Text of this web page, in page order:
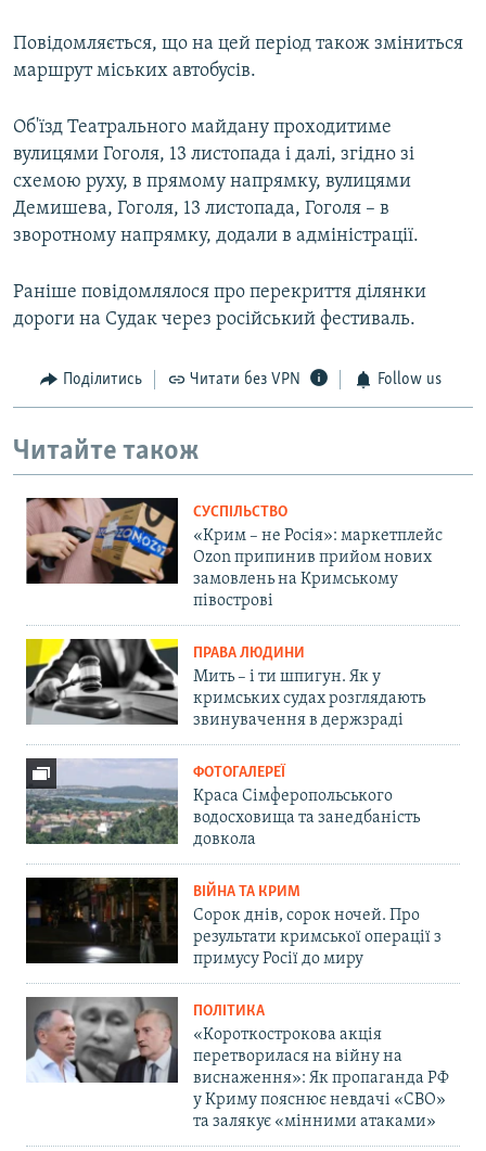
Повідомляється, що на цей період також зміниться
маршрут міських автобусів.
Об'їзд Театрального майдану проходитиме
вулицями Гоголя, 13 листопада і далі, згідно зі
схемою руху, в прямому напрямку, вулицями
Демишева, Гоголя, 13 листопада, Гоголя – в
зворотному напрямку, додали в адміністрації.
Раніше повідомлялося про перекриття ділянки
дороги на Судак через російський фестиваль.
Поділитись Читати без VPN Follow us
Читайте також
СУСПІЛЬСТВО
«Крим – не Росія»: маркетплейс
Ozon припинив прийом нових
замовлень на Кримському
півострові
ПРАВА ЛЮДИНИ
Мить – і ти шпигун. Як у
кримських судах розглядають
звинувачення в держзраді
ФОТОГАЛЕРЕЇ
Краса Сімферопольського
водосховища та занедбаність
довкола
ВІЙНА ТА КРИМ
Сорок днів, сорок ночей. Про
результати кримської операції з
примусу Росії до миру
ПОЛІТИКА
«Короткострокова акція
перетворилася на війну на
виснаження»: Як пропаганда РФ
у Криму пояснює невдачі «СВО»
та залякує «мінними атаками»